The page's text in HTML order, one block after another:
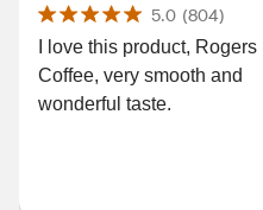
5.0 (804)
I love this product, Rogers
Coffee, very smooth and
wonderful taste.